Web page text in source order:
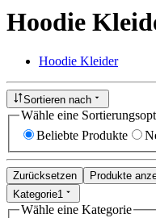
Hoodie
Hoodie Kleider
Sortieren nach
Wähle eine
Beliebte Produkte
Zurücksetzen
Produkte
Kategorie1
Wähle eine Kategorie